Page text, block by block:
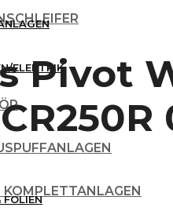
ELEKTRIK
FOLIEN
Pivot